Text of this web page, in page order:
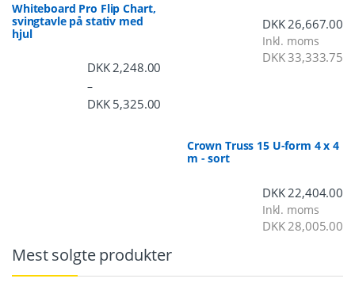
Whiteboard Pro Flip Chart,
svingtavle på stativ med
hjul
DKK2,248.00
–
DKK5,325.00
DKK26,667.00
Inkl. moms
DKK33,333.75
Crown Truss 15 U-form 4 x 4
m - sort
DKK22,404.00
Inkl. moms
DKK28,005.00
Mest solgte produkter